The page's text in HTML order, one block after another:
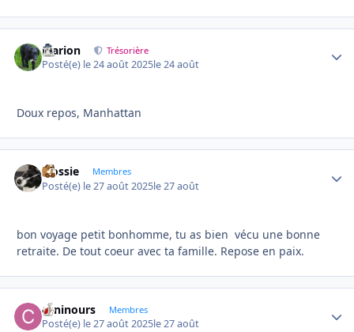
Marion Trésorière
Posté(e) le 24 août 2025le 24 août
Doux repos, Manhattan
Flossie Membres
Posté(e) le 27 août 2025le 27 août
bon voyage petit bonhomme, tu as bien vécu une bonne
retraite. De tout coeur avec ta famille. Repose en paix.
caninours Membres
Posté(e) le 27 août 2025le 27 août